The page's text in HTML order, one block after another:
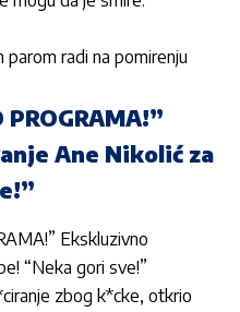
radi na pomirenju
PROGRAMA!”
Ane Nikolić za
Ekskluzivno
“Neka gori sve!”
zbog k*cke, otkrio